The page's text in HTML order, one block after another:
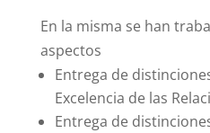
En la misma se han
aspectos
Entrega de
Excelencia de las
Entrega de